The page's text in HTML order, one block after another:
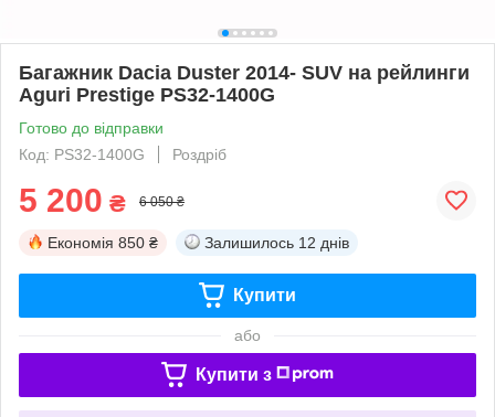
Багажник Dacia Duster 2014- SUV на рейлинги
Aguri Prestige PS32-1400G
Готово до відправки
Код: PS32-1400G
Роздріб
5 200 ₴ 6 050 ₴
Економія 850 ₴ Залишилось 12 днів
Купити
або
Купити з